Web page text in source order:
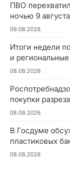
ПВО
ночью 9 августа
09.08.2026
Итоги недели
и
08.08.2026
покупки
08.08.2026
В Госдуме
пластиковых
08.08.2026